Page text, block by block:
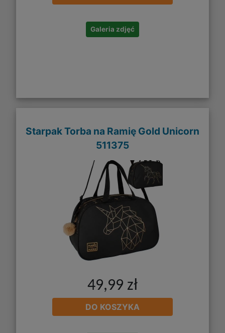
Galeria zdjęć
Starpak Torba na Ramię Gold Unicorn
511375
49,99 zł
DO KOSZYKA